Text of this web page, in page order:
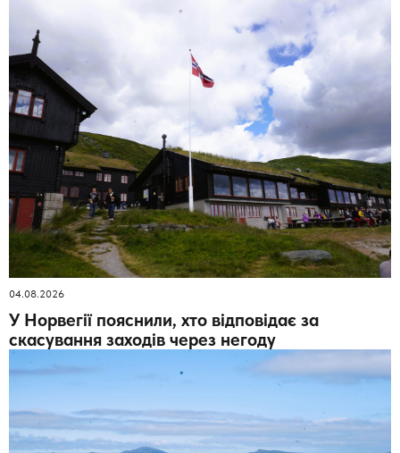
04.08.2026
У Норвегії пояснили, хто відповідає за
скасування заходів через негоду